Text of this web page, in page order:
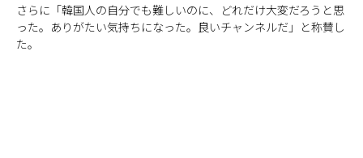
さらに「韓国人の自分でも難しいのに、どれだけ大変だろうと思
った。ありがたい気持ちになった。良いチャンネルだ」と称賛し
た。